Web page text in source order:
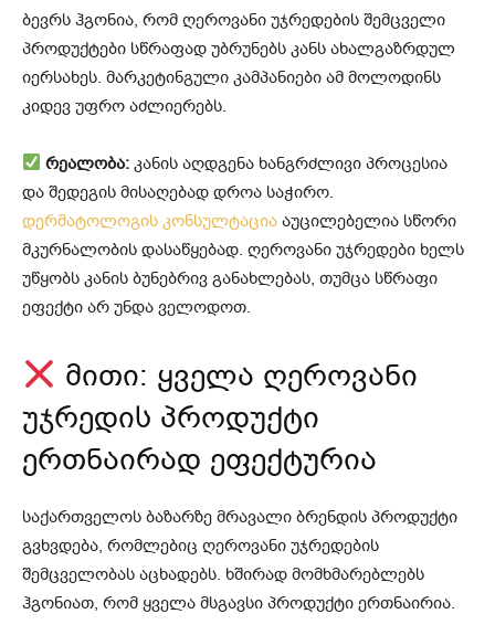
ბევრს ჰგონია, რომ ღეროვანი უჯრედების შემცველი
პროდუქტები სწრაფად უბრუნებს კანს ახალგაზრდულ
იერსახეს. მარკეტინგული კამპანიები ამ მოლოდინს
კიდევ უფრო აძლიერებს.
რეალობა: კანის აღდგენა ხანგრძლივი პროცესია
და შედეგის მისაღებად დროა საჭირო.
დერმატოლოგის კონსულტაცია აუცილებელია სწორი
მკურნალობის დასაწყებად. ღეროვანი უჯრედები ხელს
უწყობს კანის ბუნებრივ განახლებას, თუმცა სწრაფი
ეფექტი არ უნდა ველოდოთ.
მითი: ყველა ღეროვანი
უჯრედის პროდუქტი
ერთნაირად ეფექტურია
საქართველოს ბაზარზე მრავალი ბრენდის პროდუქტი
გვხვდება, რომლებიც ღეროვანი უჯრედების
შემცველობას აცხადებს. ხშირად მომხმარებლებს
ჰგონიათ, რომ ყველა მსგავსი პროდუქტი ერთნაირია.